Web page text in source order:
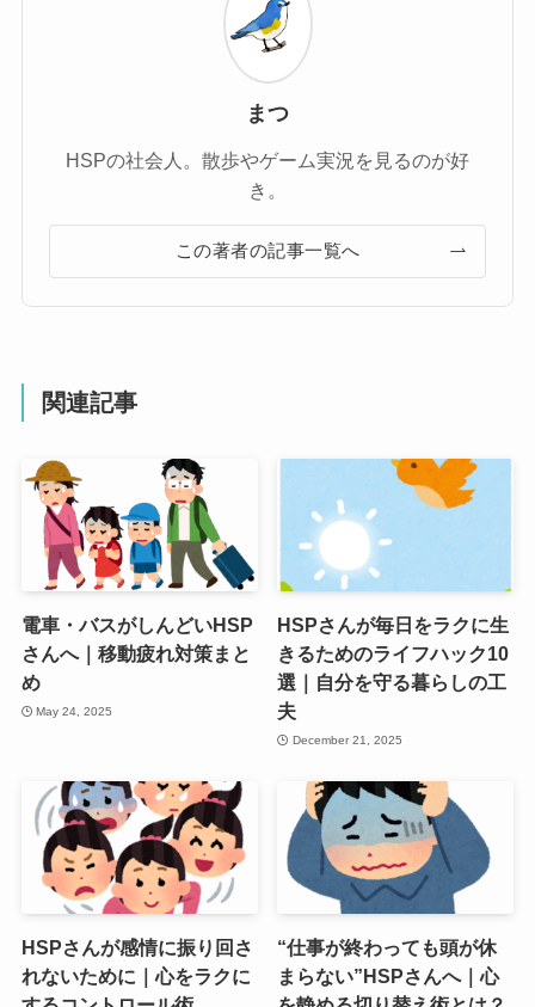
まつ
HSPの社会人。散歩やゲーム実況を見るのが好
き。
この著者の記事一覧へ
関連記事
電車・バスがしんどいHSP
さんへ｜移動疲れ対策まと
め
May 24, 2025
HSPさんが毎日をラクに生
きるためのライフハック10
選｜自分を守る暮らしの工
夫
December 21, 2025
HSPさんが感情に振り回さ
れないために｜心をラクに
“仕事が終わっても頭が休
まらない”HSPさんへ｜心